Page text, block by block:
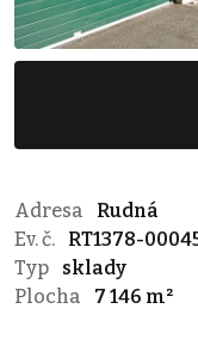
Adresa
Rudná
Ev. č.
RT1378-
Typ
sklady
Plocha
7 146 m²